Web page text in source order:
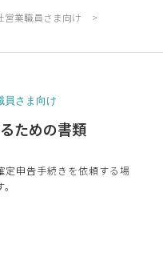
営業職員さま向け
員さま向け
ための書類
定申告手続きを依頼する場